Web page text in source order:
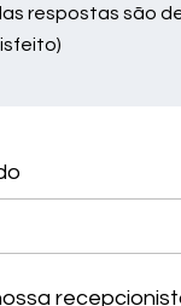
respostas são